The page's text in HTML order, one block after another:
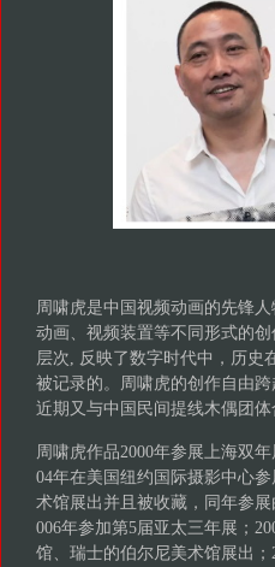
周啸虎是中国视频动画的先锋
动画、视频装置等不同形式的
层次, 反映了数字时代中，历史
被记录的。周啸虎的创作自由
近期又与中国民间提线木偶团
周啸虎作品2000年参展上海双
04年在美国纽约国际摄影中心
术馆展出并且被收藏，同年参
006年参加第5届亚太三年展；
馆、瑞士的伯尔尼美术馆展出